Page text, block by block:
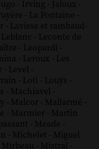
- Irving - Jaloux -
- La Fontaine -
- Lavisse et rambaud-
Leblanc - Leconte de
- Leopardi -
- Leroux - Les
- Level -
- Loti - Louÿs -
- Machiavel -
- Malcor - Mallarmé -
- Marmier - Martin
- Meade -
- Michelet - Miguel
Mirbeau - Mistral -